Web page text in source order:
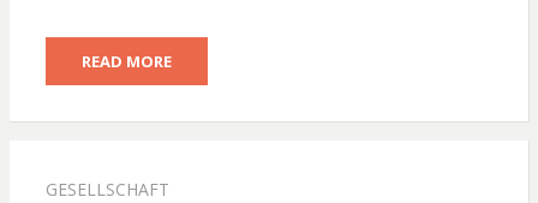
READ MORE
GESELLSCHAFT